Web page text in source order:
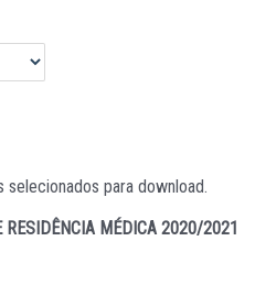
selecionados para download.
RESIDÊNCIA MÉDICA 2020/2021